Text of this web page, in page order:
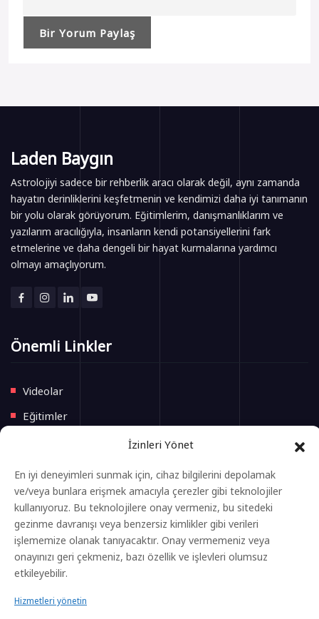
İzinleri Yönet
En iyi deneyimleri sunmak için, cihaz bilgilerini depolamak
ve/veya bunlara erişmek amacıyla çerezler gibi teknolojiler
kullanıyoruz. Bu teknolojilere onay vermeniz, bu sitedeki
gezinme davranışı veya benzersiz kimlikler gibi verileri
işlememize olanak tanıyacaktır. Onay vermemeniz veya
onayınızı geri çekmeniz, bazı özellik ve işlevleri olumsuz
etkileyebilir.
Hizmetleri yönetin
Laden Baygın
Astrolojiyi sadece bir rehberlik aracı olarak değil, aynı zamanda
hayatın derinliklerini keşfetmenin ve kendimizi daha iyi tanımanın
bir yolu olarak görüyorum. Eğitimlerim, danışmanlıklarım ve
yazılarım aracılığıyla, insanların kendi potansiyellerini fark
etmelerine ve daha dengeli bir hayat kurmalarına yardımcı
olmayı amaçlıyorum.
Önemli Linkler
Videolar
Eğitimler
Yeni Başlayacak Eğitimler
Anasayfa
Eğitimler
Gizlilik Politikası